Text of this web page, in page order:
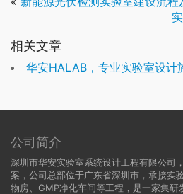
相关文章
华安HALAB，专业实验室设计施
公司简介
深圳市华安实验室系统设计工程有限公司
案，公司总部位于广东省深圳市，承接实
物房、GMP净化车间等工程，是一家集研